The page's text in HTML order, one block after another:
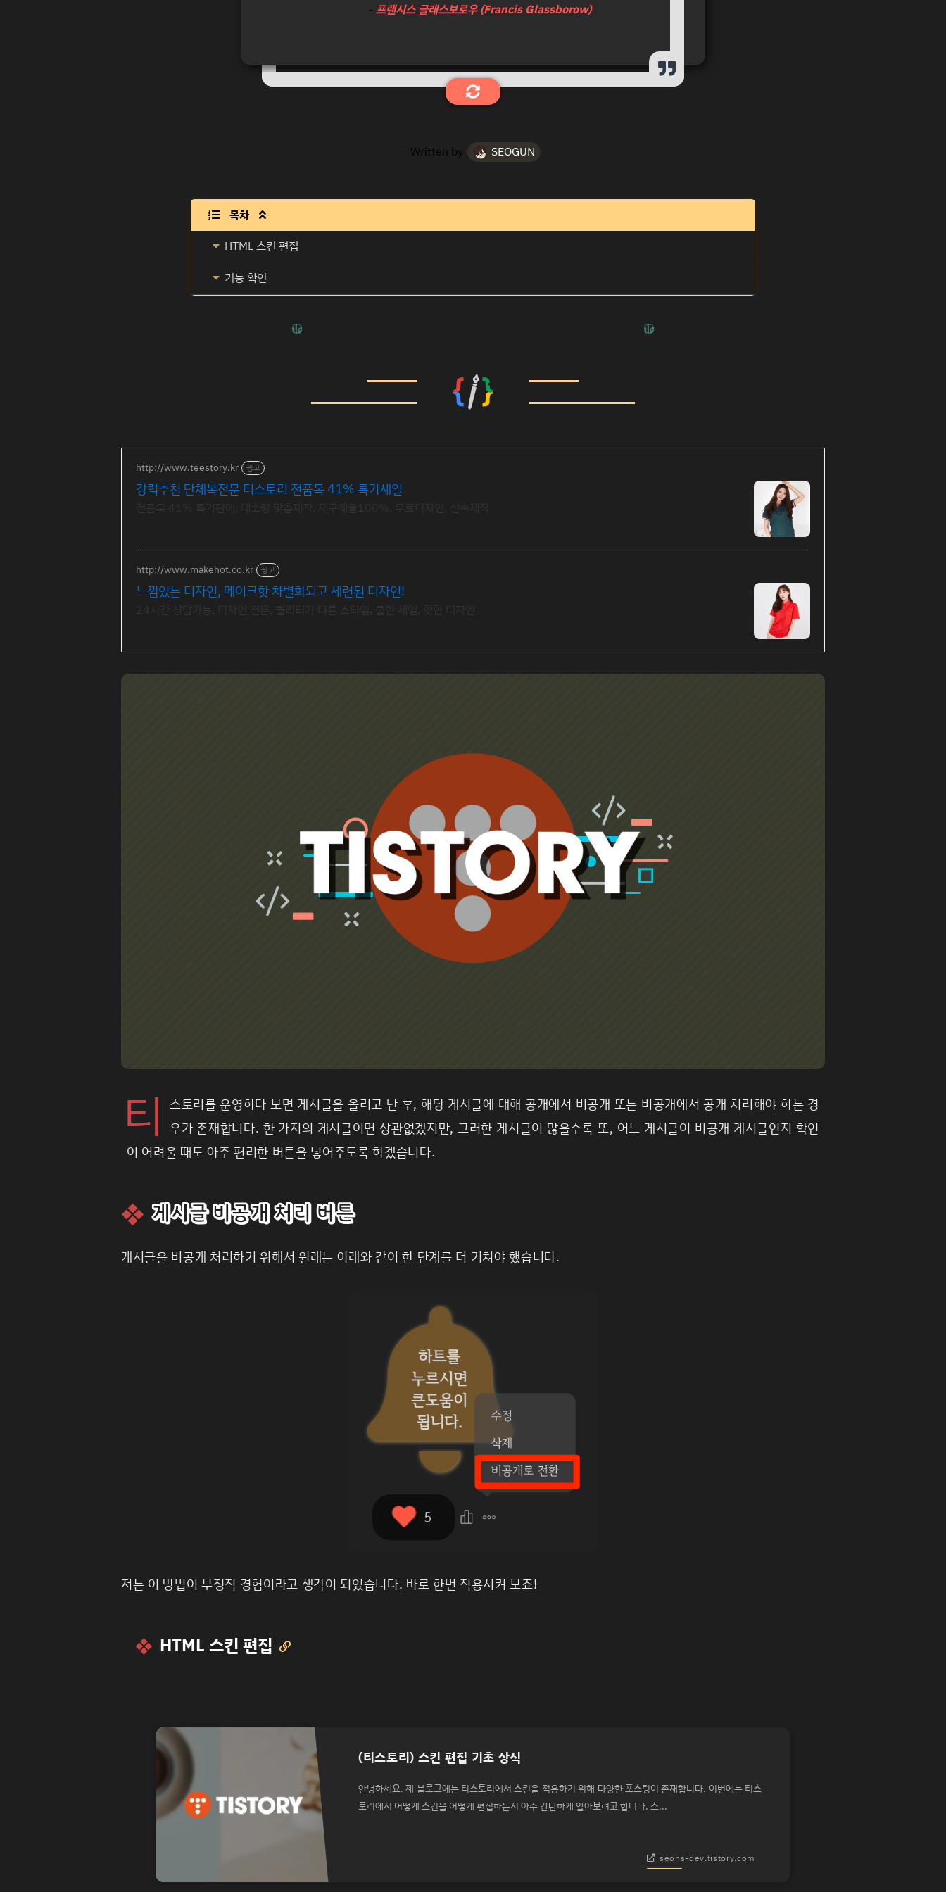
- 프랜시스 글래스보로우 (Francis Glassborow)
Written by SEOGUN
목차 
HTML 스킨 편집
기능 확인
http://www.teestory.kr 광고
강력추천 단체복전문 티스토리 전품목 41% 특가세일
http://www.makehot.co.kr 광고
느낌있는 디자인, 메이크핫 차별화되고 세련된 디자인!
티 스토리를 운영하다 보면 게시글을 올리고 난 후, 해당 게시글에 대해 공개에서 비공개 또는 비공개에서 공개 처리해야 하는 경
우가 존재합니다. 한 가지의 게시글이면 상관없겠지만, 그러한 게시글이 많을수록 또, 어느 게시글이 비공개 게시글인지 확인
이 어려울 때도 아주 편리한 버튼을 넣어주도록 하겠습니다.
게시글 비공개 처리 버튼
게시글을 비공개 처리하기 위해서 원래는 아래와 같이 한 단계를 더 거쳐야 했습니다.
저는 이 방법이 부정적 경험이라고 생각이 되었습니다. 바로 한번 적용시켜 보죠!
HTML 스킨 편집 
(티스토리) 스킨 편집 기초 상식
안녕하세요. 제 블로그에는 티스토리에서 스킨을 적용하기 위해 다양한 포스팅이 존재합니다. 이번에는 티스
토리에서 어떻게 스킨을 어떻게 편집하는지 아주 간단하게 알아보려고 합니다. 스...
seons-dev.tistory.com